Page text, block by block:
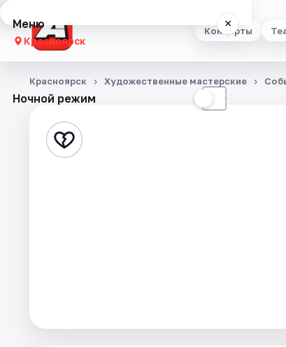
Концерты
Меню ×
Красноярск
Концерты
Стендап
Ночной режим ☾
Красноярск Художественные мастерские